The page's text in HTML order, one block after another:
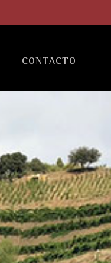
CONTACTO